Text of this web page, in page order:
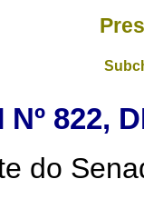
Nº 822,
do